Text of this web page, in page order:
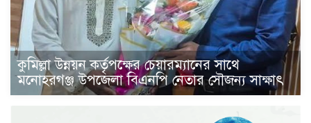
কুমিল্লা উন্নয়ন কর্তৃপক্ষের চেয়ারম্যানের সাথে
মনোহরগঞ্জ উপজেলা বিএনপি নেতার সৌজন্য সাক্ষাৎ